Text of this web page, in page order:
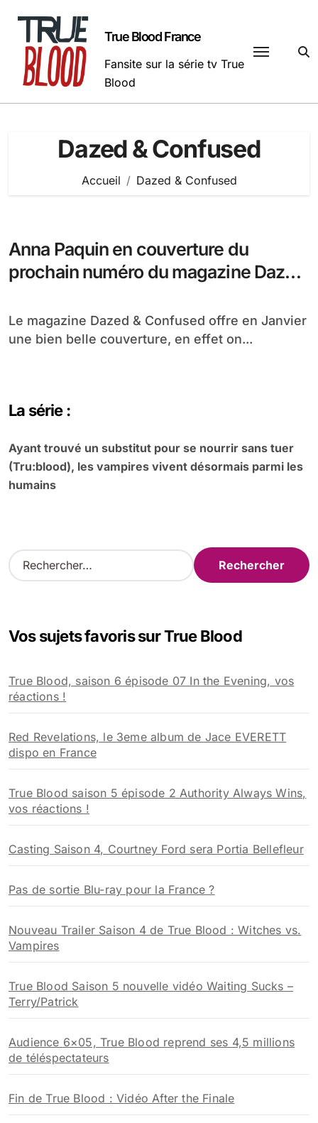
contenu
True Blood France
Fansite sur la série tv True
Blood
Dazed & Confused
Accueil Dazed & Confused
Anna Paquin en couverture du
prochain numéro du magazine Dazed
Le magazine Dazed & Confused offre en Janvier
une bien belle couverture, en effet on...
La série :
Ayant trouvé un substitut pour se nourrir sans tuer
(Tru:blood), les vampires vivent désormais parmi les
humains
R
e
r
e
r
Vos sujets favoris sur True Blood
True Blood, saison 6 épisode 07 In the Evening, vos
réactions !
Red Revelations, le 3eme album de Jace EVERETT
dispo en France
True Blood saison 5 épisode 2 Authority Always Wins,
vos réactions !
Casting Saison 4, Courtney Ford sera Portia Bellefleur
Pas de sortie Blu-ray pour la France ?
Nouveau Trailer Saison 4 de True Blood : Witches vs.
Vampires
True Blood Saison 5 nouvelle vidéo Waiting Sucks –
Terry/Patrick
Audience 6×05, True Blood reprend ses 4,5 millions
de téléspectateurs
Fin de True Blood : Vidéo After the Finale